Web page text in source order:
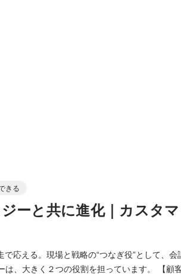
きる
ーと共に進化｜カスタ
で応える。現場と戦略の“つなぎ役”として、